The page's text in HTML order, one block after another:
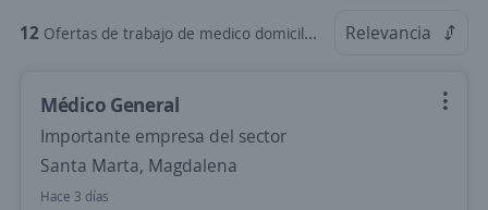
12 Ofertas de trabajo de medico domiciliario en Magdalena Relevancia
Médico General
Importante empresa del sector
Santa Marta, Magdalena
Hace 3 días